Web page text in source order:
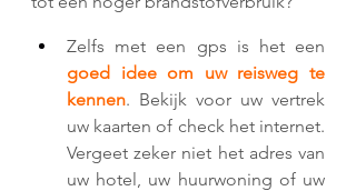
goed idee om uw reisweg te
kennen. Bekijk voor uw vertrek
uw kaarten of check het internet.
Vergeet zeker niet het adres van
uw hotel, uw huurwoning of uw